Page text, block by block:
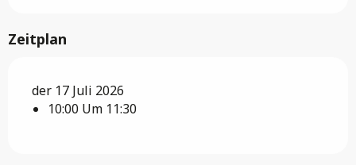
Zeitplan
der 17 Juli 2026
10:00 Um 11:30